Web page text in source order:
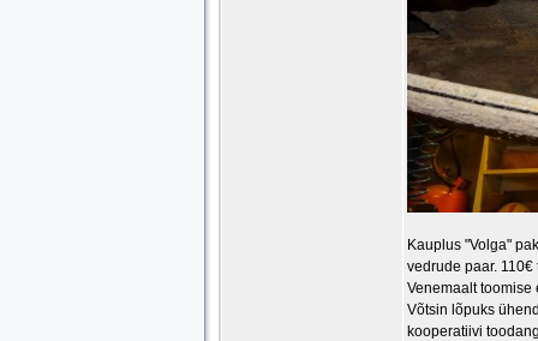
Kauplus "Volga"
vedrude paar.
Venemaalt toomise
Võtsin lõpuks
kooperatiivi